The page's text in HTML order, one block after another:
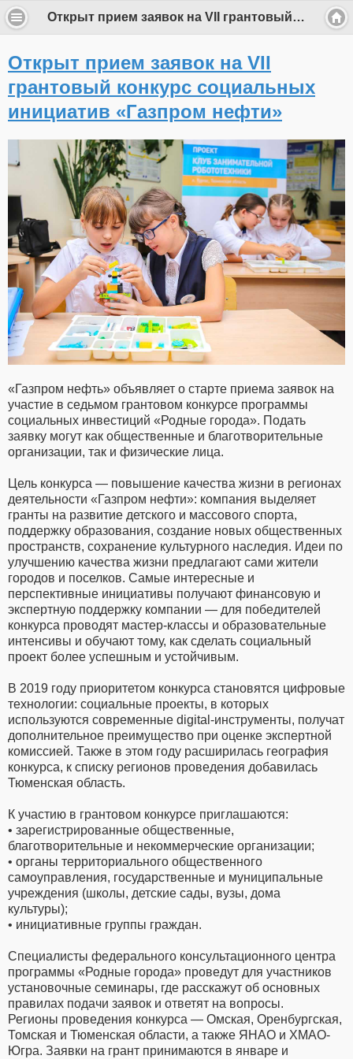
Открыт прием заявок на VII грантовый конкурс социальных инициатив «Газпром нефти»
Открыт прием заявок на VII
грантовый конкурс социальных
инициатив «Газпром нефти»
«Газпром нефть» объявляет о старте приема заявок на
участие в седьмом грантовом конкурсе программы
социальных инвестиций «Родные города». Подать
заявку могут как общественные и благотворительные
организации, так и физические лица.
Цель конкурса — повышение качества жизни в регионах
деятельности «Газпром нефти»: компания выделяет
гранты на развитие детского и массового спорта,
поддержку образования, создание новых общественных
пространств, сохранение культурного наследия. Идеи по
улучшению качества жизни предлагают сами жители
городов и поселков. Самые интересные и
перспективные инициативы получают финансовую и
экспертную поддержку компании — для победителей
конкурса проводят мастер-классы и образовательные
интенсивы и обучают тому, как сделать социальный
проект более успешным и устойчивым.
В 2019 году приоритетом конкурса становятся цифровые
технологии: социальные проекты, в которых
используются современные digital-инструменты, получат
дополнительное преимущество при оценке экспертной
комиссией. Также в этом году расширилась география
конкурса, к списку регионов проведения добавилась
Тюменская область.
К участию в грантовом конкурсе приглашаются:
• зарегистрированные общественные,
благотворительные и некоммерческие организации;
• органы территориального общественного
самоуправления, государственные и муниципальные
учреждения (школы, детские сады, вузы, дома
культуры);
• инициативные группы граждан.
Специалисты федерального консультационного центра
программы «Родные города» проведут для участников
установочные семинары, где расскажут об основных
правилах подачи заявок и ответят на вопросы.
Регионы проведения конкурса — Омская, Оренбургская,
Томская и Тюменская области, а также ЯНАО и ХМАО-
Югра. Заявки на грант принимаются в январе и